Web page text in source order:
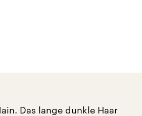
Das lange dunkle Haar